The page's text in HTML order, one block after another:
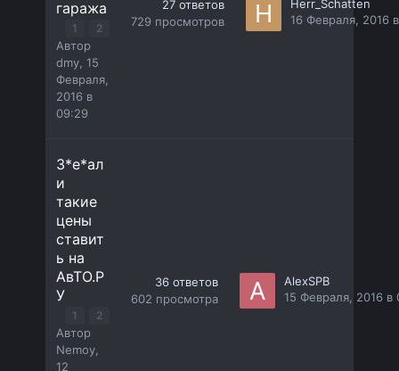
гаража
1 2
Автор
dmy ,15
Февраля,
2016 в
09:29
27 ответов
729 просмотров
Herr_Schatten
16 Февраля, 2016
З*е*ал
и
такие
цены
ставит
ь на
АвТО.Р
У
1 2
Автор
Nemoy
12
36 ответов
602 просмотра
AlexSPB
15 Февраля, 2016 в